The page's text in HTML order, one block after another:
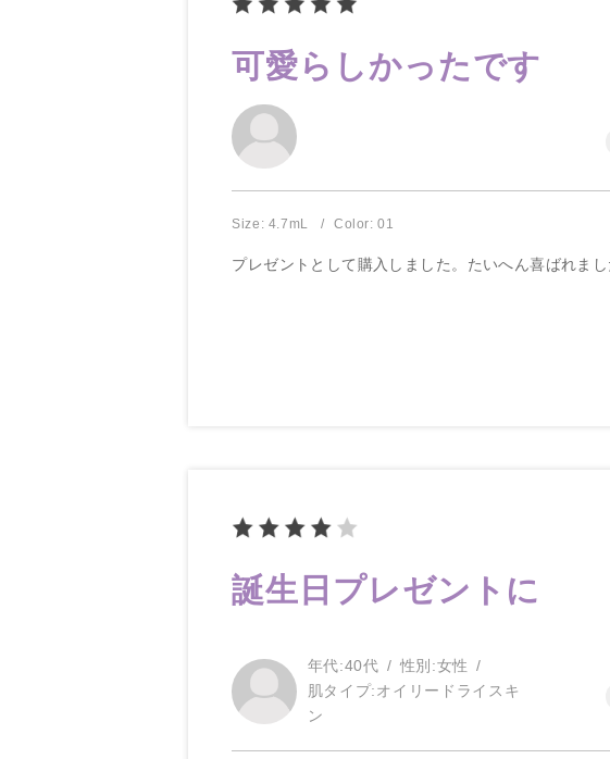
可愛らしかったです
Size: 4.7mL Color: 01
プレゼントとして購入しました。たいへん喜ばれまし
誕生日プレゼントに
年代:40代 性別:女性
肌タイプ:オイリードライスキ
ン